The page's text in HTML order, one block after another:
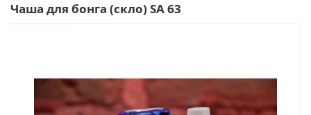
Чаша для бонга (скло) SA 63